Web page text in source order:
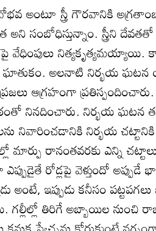
అంటూ స్త్రీ గౌరవానికి
సంబోధిస్తున్నాం. స్త్రీని
నిత్యకృత్యమయ్యాయి.
అలనాటి నిర్భయ ఘటన
ఆగ్రహంగా
నినదించారు. నిర్భయ ఘటన
నివారించడానికి నిర్భయ
మార్పు రానంతవరకు ఎన్ని
రోడ్లపై వెళ్తుందో
అంటే, ఇప్పుడు కనీసం
తిరిగే అబ్బాయిల నుంచి